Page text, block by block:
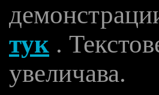
тук .
увеличава.